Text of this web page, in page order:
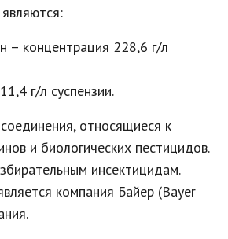
– концентрация 228,6 г/л
г/л суспензии.
относящиеся к
и биологических пестицидов.
инсектицидам.
компания Байер (Bayer